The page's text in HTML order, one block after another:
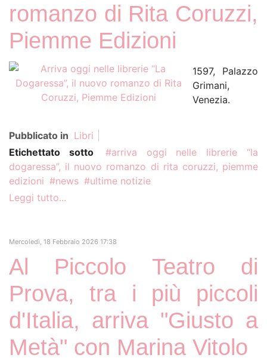
romanzo di Rita Coruzzi,
Piemme Edizioni
1597, Palazzo
Grimani,
Venezia.
Pubblicato in Libri
Etichettato sotto
arriva oggi nelle librerie “la
dogaressa”, il nuovo romanzo di rita coruzzi, piemme
edizioni
news
ultime notizie
Leggi tutto...
Mercoledì, 18 Febbraio 2026 17:38
Al Piccolo Teatro di
Prova, tra i più piccoli
d'Italia, arriva "Giusto a
Metà" con Marina Vitolo